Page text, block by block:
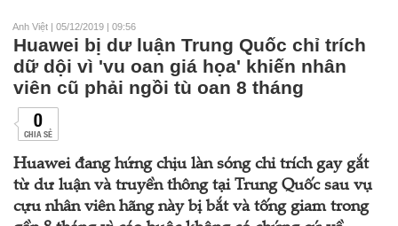
Anh Việt | 05/12/2019 | 09:56
Huawei bị dư luận Trung Quốc chỉ trích
dữ dội vì 'vu oan giá họa' khiến nhân
viên cũ phải ngồi tù oan 8 tháng
0
CHIA SẺ
Huawei đang hứng chịu làn sóng chỉ trích gay gắt
từ dư luận và truyền thông tại Trung Quốc sau vụ
cựu nhân viên hãng này bị bắt và tống giam trong